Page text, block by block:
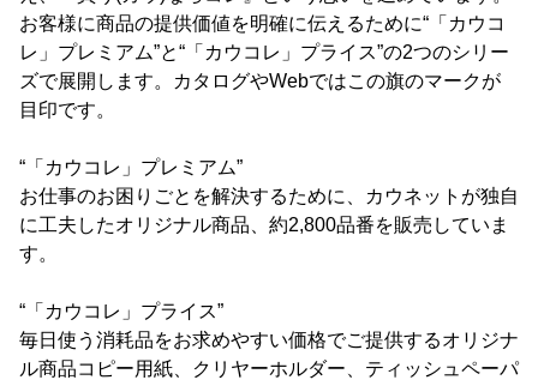
お客様に商品の提供価値を明確に伝えるために“「カウコ
レ」プレミアム”と“「カウコレ」プライス”の2つのシリー
ズで展開します。カタログやWebではこの旗のマークが
目印です。
“「カウコレ」プレミアム”
お仕事のお困りごとを解決するために、カウネットが独自
に工夫したオリジナル商品、約2,800品番を販売していま
す。
“「カウコレ」プライス”
毎日使う消耗品をお求めやすい価格でご提供するオリジナ
ル商品コピー用紙、クリヤーホルダー、ティッシュペーパ